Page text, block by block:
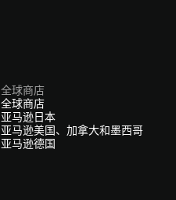
全球商店
全球商店
亚马逊日本
亚马逊美国、加拿大和墨西哥
亚马逊德国